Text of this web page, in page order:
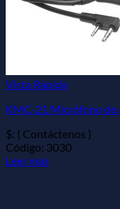
Vista Rápida
KMC-21 Micrófono
$: ( Contáctenos )
Código: 3030
Leer más